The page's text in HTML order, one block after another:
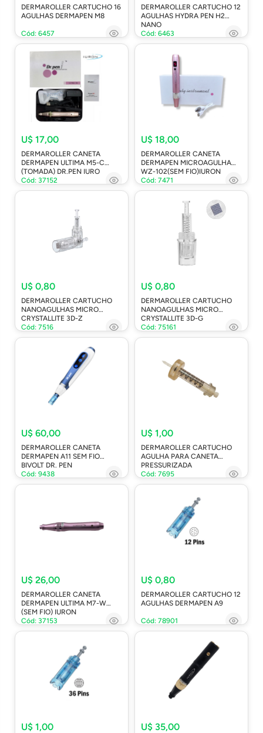
DERMAROLLER CARTUCHO 16
AGULHAS DERMAPEN M8
Cód: 6457
DERMAROLLER CARTUCHO 12
AGULHAS HYDRA PEN H2
NANO
Cód: 6463
U$ 17,00
DERMAROLLER CANETA
DERMAPEN ULTIMA M5-C
(TOMADA) DR.PEN IURO
Cód: 37152
U$ 18,00
DERMAROLLER CANETA
DERMAPEN MICROAGULHA
WZ-102(SEM FIO)IURON
Cód: 7471
U$ 0,80
DERMAROLLER CARTUCHO
NANOAGULHAS MICRO
CRYSTALLITE 3D-Z
Cód: 7516
U$ 0,80
DERMAROLLER CARTUCHO
NANOAGULHAS MICRO
CRYSTALLITE 3D-G
Cód: 75161
U$ 60,00
DERMAROLLER CANETA
DERMAPEN A11 SEM FIO
BIVOLT DR. PEN
Cód: 9438
U$ 1,00
DERMAROLLER CARTUCHO
AGULHA PARA CANETA
PRESSURIZADA
Cód: 7695
U$ 26,00
DERMAROLLER CANETA
DERMAPEN ULTIMA M7-W
(SEM FIO) IURON
Cód: 37153
U$ 0,80
DERMAROLLER CARTUCHO 12
AGULHAS DERMAPEN A9
Cód: 78901
U$ 1,00 U$ 35,00